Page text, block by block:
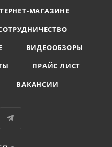
МАГАЗИНЕ
ВИДЕООБЗОРЫ
ПРАЙС ЛИСТ
ВАКАНСИИ